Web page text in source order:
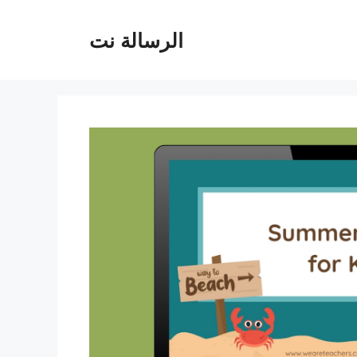
الرسالة نت